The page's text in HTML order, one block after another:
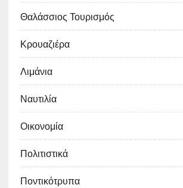
Θαλάσσιος Τουρισμός
Κρουαζιέρα
Λιμάνια
Ναυτιλία
Οικονομία
Πολιτιστικά
Ποντικότρυπα